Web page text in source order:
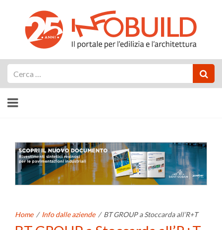
Home / Info dalle aziende / BT GROUP a Stoccarda all’R+T